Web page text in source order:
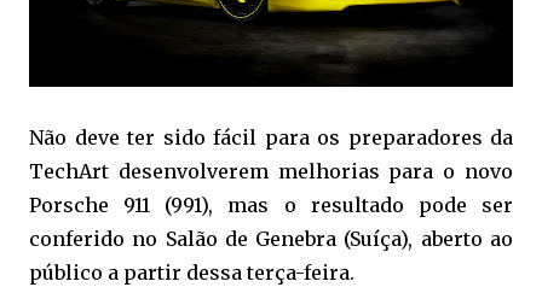
Não deve ter sido fácil para os preparadores da
TechArt desenvolverem melhorias para o novo
Porsche 911 (991), mas o resultado pode ser
conferido no Salão de Genebra (Suíça), aberto ao
público a partir dessa terça-feira.